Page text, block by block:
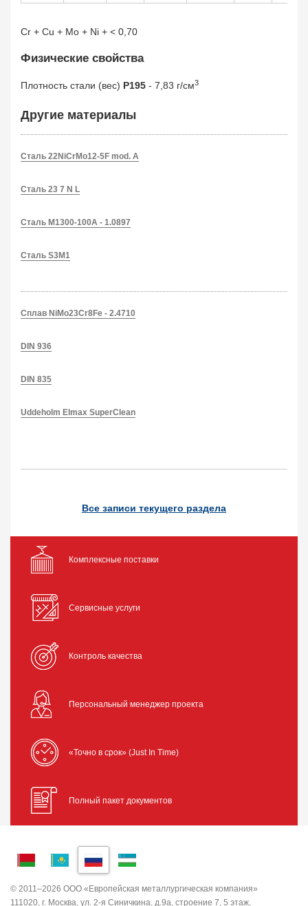
Cr + Cu + Mo + Ni + < 0,70
Физические свойства
Плотность стали (вес) P195 - 7,83 г/см3
Другие материалы
Сталь 22NiCrMo12-5F mod. A
Сталь 23 7 N L
Сталь M1300-100A - 1.0897
Сталь S3M1
Сплав NiMo23Cr8Fe - 2.4710
DIN 936
DIN 835
Uddeholm Elmax SuperClean
Все записи текущего раздела
Комплексные поставки
Сервисные услуги
Контроль качества
Персональный менеджер проекта
«Точно в срок» (Just In Time)
Полный пакет документов
© 2011–2026 ООО «Европейская металлургическая компания»
111020, г. Москва, ул. 2-я Синичкина, д.9а, строение 7, 5 этаж,